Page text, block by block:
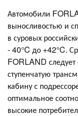
Автомобили
выносливостью и
в суровых
- 40°C до +42°C.
FORLAND
ступенчатую
кабину с
оптимальное
высокие